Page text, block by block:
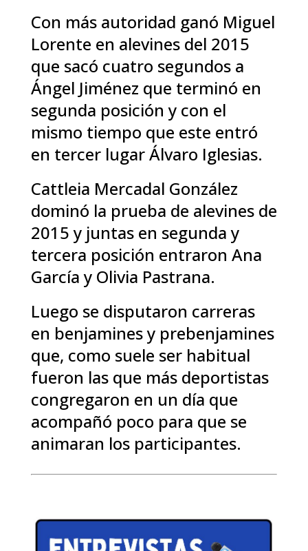
Con más autoridad ganó Miguel
Lorente en alevines del 2015
que sacó cuatro segundos a
Ángel Jiménez que terminó en
segunda posición y con el
mismo tiempo que este entró
en tercer lugar Álvaro Iglesias.
Cattleia Mercadal González
dominó la prueba de alevines de
2015 y juntas en segunda y
tercera posición entraron Ana
García y Olivia Pastrana.
Luego se disputaron carreras
en benjamines y prebenjamines
que, como suele ser habitual
fueron las que más deportistas
congregaron en un día que
acompañó poco para que se
animaran los participantes.